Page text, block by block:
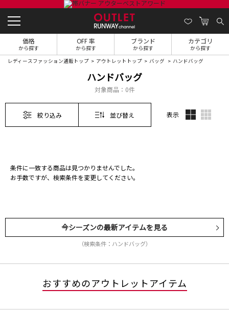
価格
から探す
OFF 率
から探す
ブランド
から探す
カテゴリ
から探す
レディースファッション通販トップ アウトレットトップ バッグ ハンドバッグ
ハンドバッグ
対象商品： 0件
絞り込み 並び替え 表示
条件に一致する商品は見つかりませんでした。
お手数ですが、検索条件を変更してください。
今シーズンの最新アイテムを見る
（検索条件：ハンドバッグ）
おすすめのアウトレットアイテム